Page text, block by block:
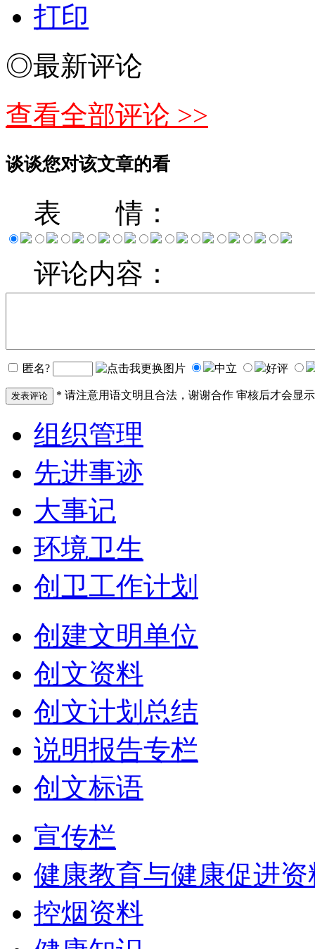
打印
◎最新评论
查看全部评论 >>
谈谈您对该文章的看
表 情：
评论内容：
匿名? 中立 好评
发表评论 * 请注意用语文明且合法，谢谢合作 审核后才会显
组织管理
先进事迹
大事记
环境卫生
创卫工作计划
创建文明单位
创文资料
创文计划总结
说明报告专栏
创文标语
宣传栏
健康教育与健康促进资
控烟资料